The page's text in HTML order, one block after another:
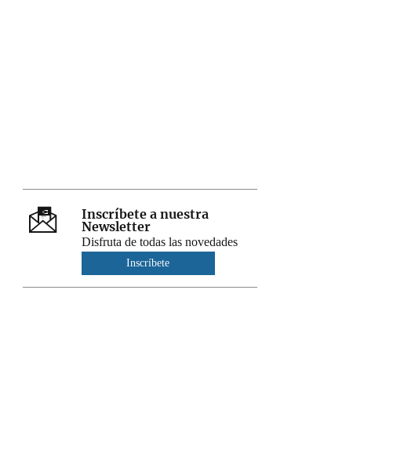
Inscríbete a nuestra
Newsletter
Disfruta de todas las novedades
Inscríbete